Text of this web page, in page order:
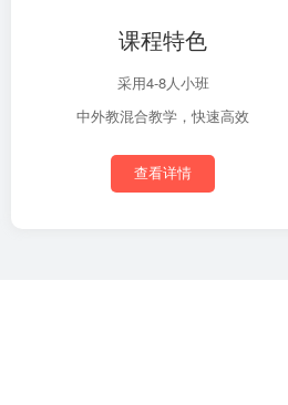
课程特色
采用4-8人小班
中外教混合教学，快速高效
查看详情